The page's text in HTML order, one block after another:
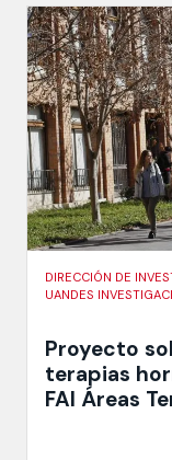
DIRECCIÓN DE
UANDES
Proyecto
terapias
FAI Áreas